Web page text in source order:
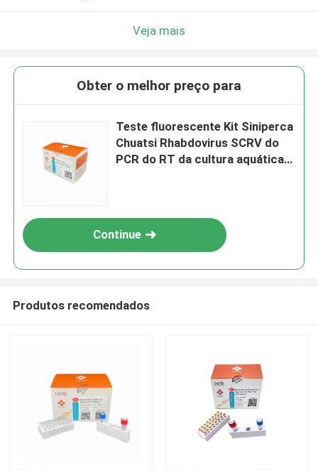
Veja mais
Obter o melhor preço para
Teste fluorescente Kit Siniperca
Chuatsi Rhabdovirus SCRV do
PCR do RT da cultura aquática
Continue
Produtos recomendados